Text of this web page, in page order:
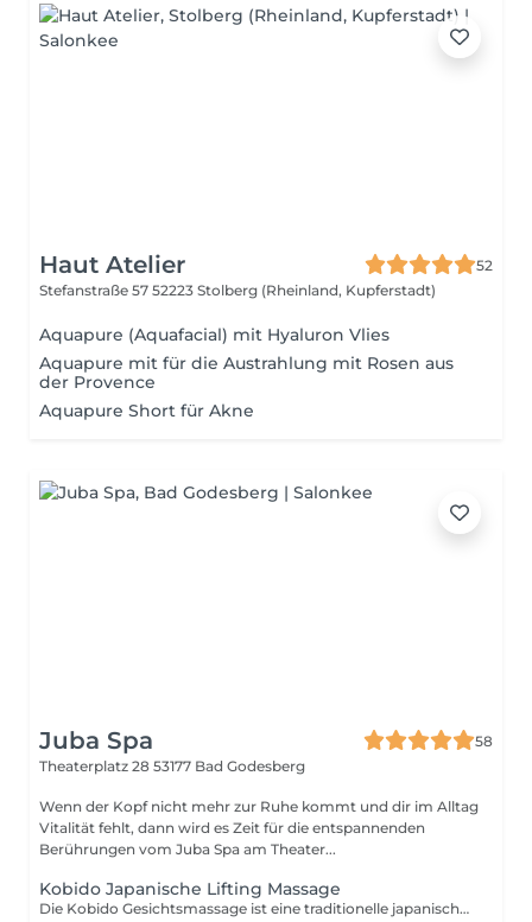
Haut Atelier
52
Stefanstraße 57 52223 Stolberg (Rheinland, Kupferstadt)
Aquapure (Aquafacial) mit Hyaluron Vlies
Aquapure mit für die Austrahlung mit Rosen aus
der Provence
Aquapure Short für Akne
Juba Spa
58
Theaterplatz 28 53177 Bad Godesberg
Wenn der Kopf nicht mehr zur Ruhe kommt und dir im Alltag
Vitalität fehlt, dann wird es Zeit für die entspannenden
Berührungen vom Juba Spa am Theater...
Kobido Japanische Lifting Massage
Die Kobido Gesichtsmassage ist eine traditionelle japanische Technik mit einer jahrhundertealten Geschichte. Sie vereint präzise Handgriffe, sanfte Stimulation und tiefenwirksame Methoden, um die Haut zu straffen, die Durchblutung anzuregen und das Gesicht auf natürliche Weise zu verjüngen. Dabei geht es nicht nur um äußere Schönheit die Massage hilft auch, innere Spannungen zu lösen und tiefe Entspannung zu fördern. The Kobido facial massage is a traditional Japanese technique with a centuries-old history. It combines precise hand movements, gentle stimulation and deeply effective methods to tighten the skin, stimulate circulation and rejuvenate the face in a natural way. It's not just about external beauty - the massage also helps to release inner tension and promote deep relaxation.